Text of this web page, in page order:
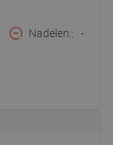
Nadelen: -